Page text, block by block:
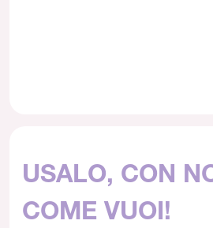
USALO, CON
COME VUOI!